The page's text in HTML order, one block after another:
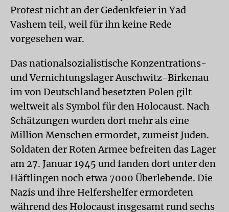
Protest nicht an der Gedenkfeier in Yad
Vashem teil, weil für ihn keine Rede
vorgesehen war.
Das nationalsozialistische Konzentrations-
und Vernichtungslager Auschwitz-Birkenau
im von Deutschland besetzten Polen gilt
weltweit als Symbol für den Holocaust. Nach
Schätzungen wurden dort mehr als eine
Million Menschen ermordet, zumeist Juden.
Soldaten der Roten Armee befreiten das Lager
am 27. Januar 1945 und fanden dort unter den
Häftlingen noch etwa 7000 Überlebende. Die
Nazis und ihre Helfershelfer ermordeten
während des Holocaust insgesamt rund sechs